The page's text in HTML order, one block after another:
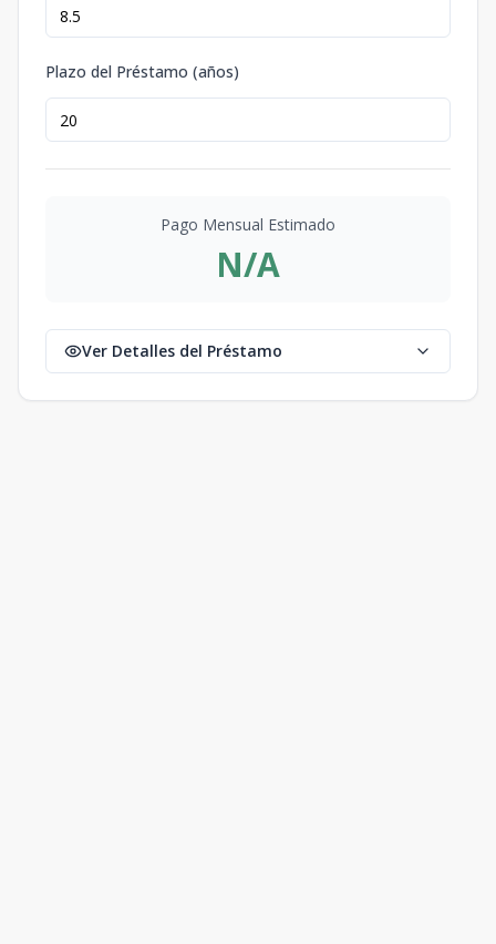
Plazo del Préstamo (años)
Pago Mensual Estimado
N/A
Ver Detalles del Préstamo